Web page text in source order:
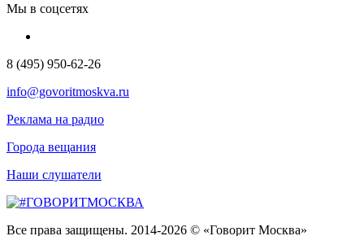
Мы в соцсетях
8 (495) 950-62-26
info@govoritmoskva.ru
Реклама на радио
Города вещания
Наши слушатели
Все права защищены. 2014-2026 © «Говорит Москва»